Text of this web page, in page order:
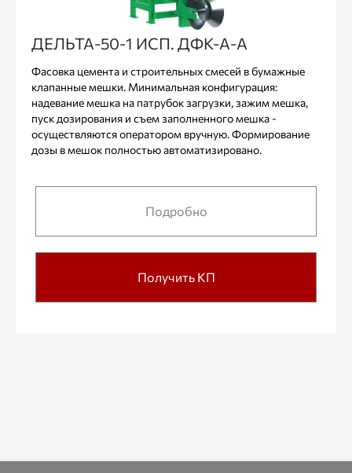
ДЕЛЬТА-50-1 ИСП. ДФК-А-А
Фасовка цемента и строительных смесей в бумажные
клапанные мешки. Минимальная конфигурация:
надевание мешка на патрубок загрузки, зажим мешка,
пуск дозирования и съем заполненного мешка -
осуществляются оператором вручную. Формирование
дозы в мешок полностью автоматизировано.
Подробно
Получить КП